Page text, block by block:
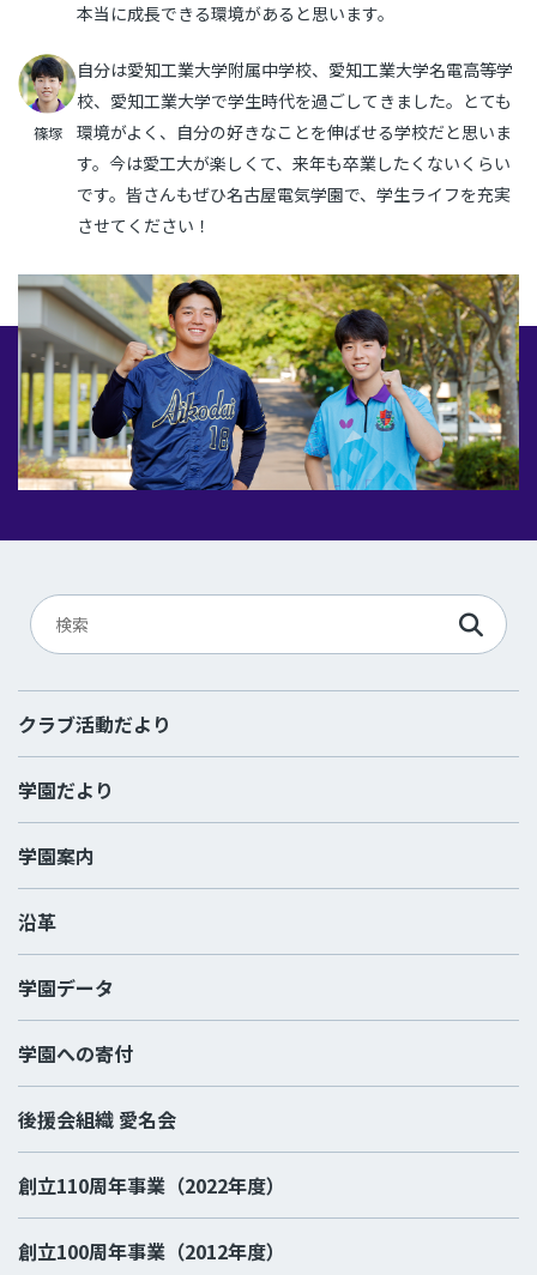
本当に成長できる環境があると思います。
篠塚
自分は愛知工業大学附属中学校、愛知工業大学名電高等学
校、愛知工業大学で学生時代を過ごしてきました。とても
環境がよく、自分の好きなことを伸ばせる学校だと思いま
す。今は愛工大が楽しくて、来年も卒業したくないくらい
です。皆さんもぜひ名古屋電気学園で、学生ライフを充実
させてください！
クラブ活動だより
学園だより
学園案内
沿革
学園データ
学園への寄付
後援会組織 愛名会
創立110周年事業（2022年度）
創立100周年事業（2012年度）